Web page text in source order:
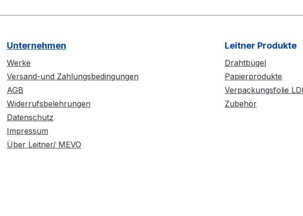
Unternehmen
Werke
Versand-und Zahlungsbedingungen
AGB
Widerrufsbelehrungen
Datenschutz
Impressum
Über Leitner/ MEVO
Leitner Produkte
Drahtbügel
Papierprodukte
Verpackungsfolie
Zubehör